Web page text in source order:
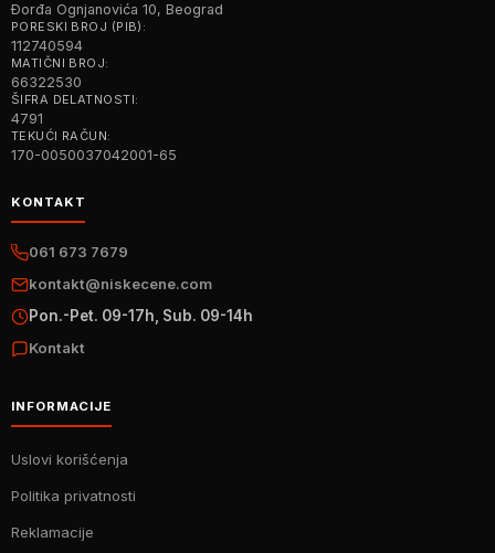
Đorđa Ognjanovića 10, Beograd
PORESKI BROJ (PIB):
112740594
MATIČNI BROJ:
66322530
ŠIFRA DELATNOSTI:
4791
TEKUĆI RAČUN:
170-0050037042001-65
KONTAKT
061 673 7679
kontakt@niskecene.com
Pon.-Pet. 09-17h, Sub. 09-14h
Kontakt
INFORMACIJE
Uslovi korišćenja
Politika privatnosti
Reklamacije